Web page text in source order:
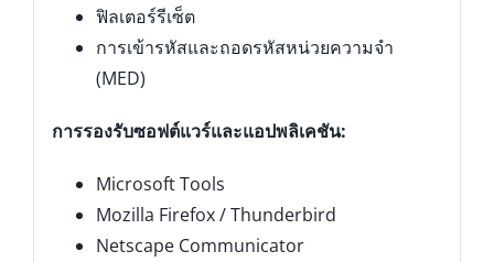
ฟิลเตอร์รีเซ็ต
การเข้ารหัสและถอดรหัสหน่วยความจำ
(MED)
การรองรับซอฟต์แวร์และแอปพลิเคชัน:
Microsoft Tools
Mozilla Firefox / Thunderbird
Netscape Communicator